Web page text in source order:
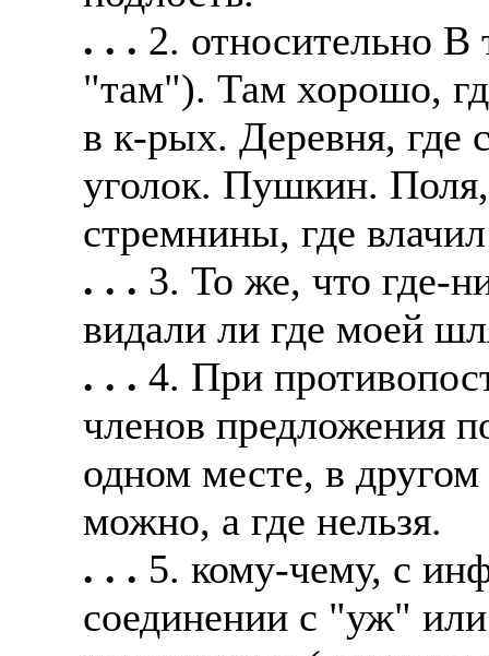
. . . 2. относительно В
"там"). Там хорошо,
в к-рых. Деревня, где
уголок. Пушкин.
стремнины, где
. . . 3. То же, что где-
видали ли где моей
. . . 4. При
членов предложения
одном месте, в
можно, а где нельзя.
. . . 5. кому-чему, с
соединении с "уж"